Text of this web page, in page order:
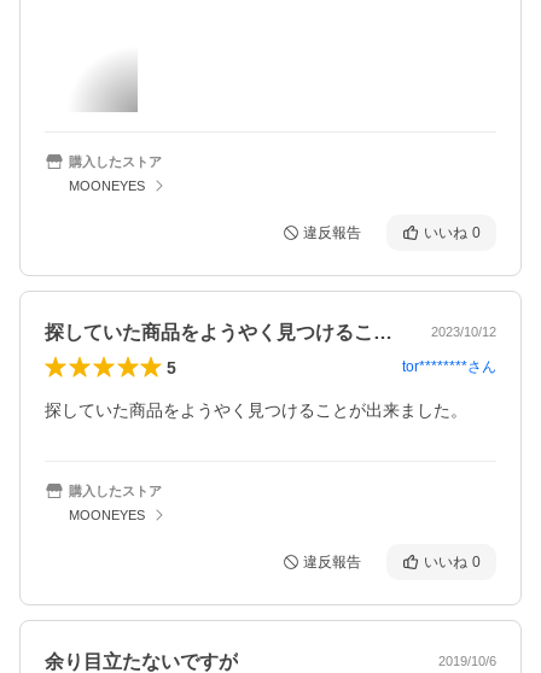
購入したストア
MOONEYES
違反報告 いいね 0
探していた商品をようやく見つけることが… 2023/10/12
5 tor********さん
購入したストア
MOONEYES
違反報告 いいね 0
余り目立たないですが 2019/10/6